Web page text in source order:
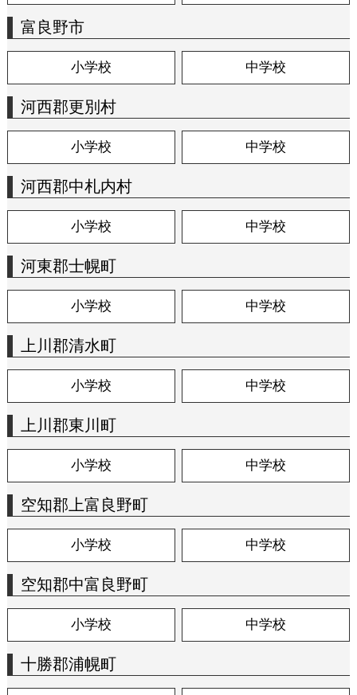
富良野市
小学校 中学校
河西郡更別村
小学校 中学校
河西郡中札内村
小学校 中学校
河東郡士幌町
小学校 中学校
上川郡清水町
小学校 中学校
上川郡東川町
小学校 中学校
空知郡上富良野町
小学校 中学校
空知郡中富良野町
小学校 中学校
十勝郡浦幌町